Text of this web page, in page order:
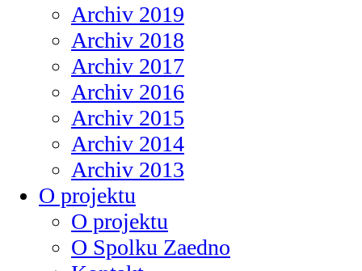
Archiv 2019
Archiv 2018
Archiv 2017
Archiv 2016
Archiv 2015
Archiv 2014
Archiv 2013
O projektu
O projektu
O Spolku Zaedno